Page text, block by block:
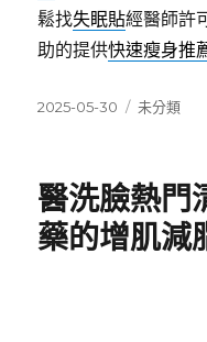
鬆找失眠貼經醫師許
助的提供快速瘦身推
發
2025-05-30
分
未分類
醫洗臉熱門
藥的增肌減